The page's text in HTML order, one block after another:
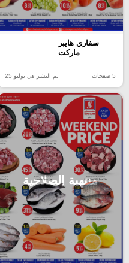
سفاري هايبر
ماركت
5 صفحات تم النشر في يوليو 25
منتهية الصلاحية